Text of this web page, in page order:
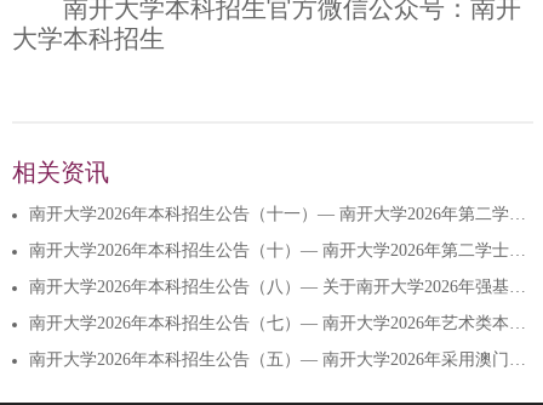
南开大学本科招生官方微信公众号：南开
大学本科招生
相关资讯
南开大学2026年本科招生公告（十一）— 南开大学2026年第二学士学位招生拟录取名单公示
南开大学2026年本科招生公告（十）— 南开大学2026年第二学士学位招生简章
南开大学2026年本科招生公告（八）— 关于南开大学2026年强基计划入围标准及学校考核安排的通知
南开大学2026年本科招生公告（七）— 南开大学2026年艺术类本科专业招生简章
南开大学2026年本科招生公告（五）— 南开大学2026年采用澳门“四校联考”成绩招收澳门学生简章